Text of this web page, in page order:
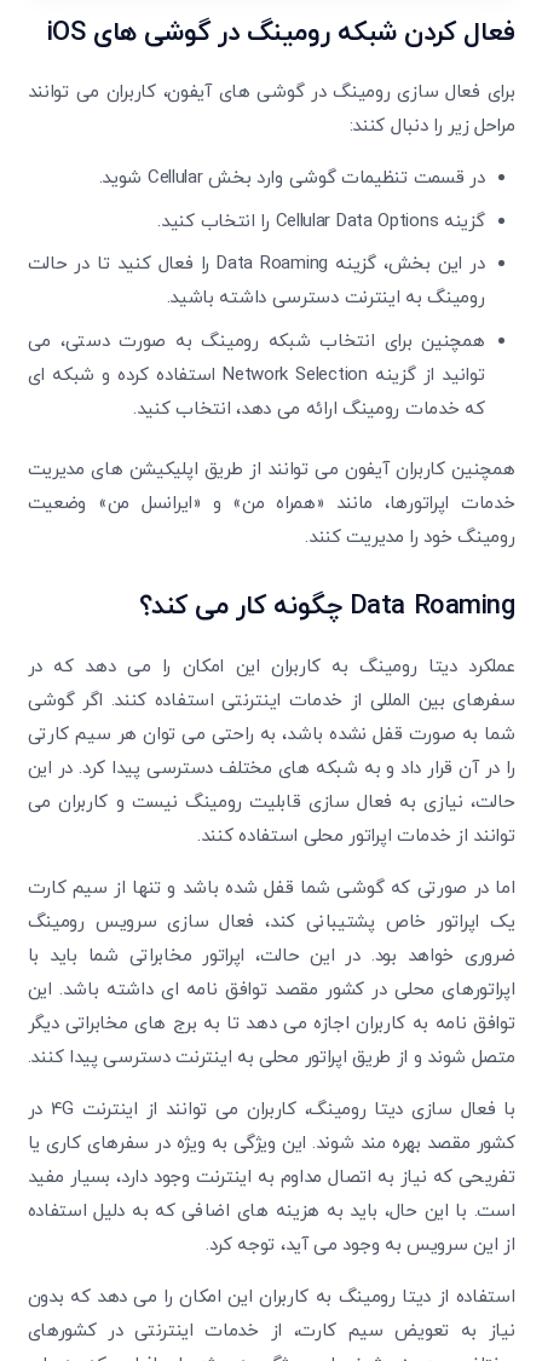
فعال کردن شبکه رومینگ در گوشی هایiOS
برای فعال سازی رومینگ در گوشی های آیفون، کاربران می توانند
مراحل زیر را دنبال کنند:
در قسمت تنظیمات گوشی وارد بخش Cellular شوید.
گزینه Cellular Data Options را انتخاب کنید.
در این بخش، گزینه Data Roaming را فعال کنید تا در حالت
رومینگ به اینترنت دسترسی داشته باشید.
همچنین برای انتخاب شبکه رومینگ به صورت دستی، می
توانید از گزینه Network Selection استفاده کرده و شبکه ای
که خدمات رومینگ ارائه می دهد، انتخاب کنید.
همچنین کاربران آیفون می توانند از طریق اپلیکیشن های مدیریت
خدمات اپراتورها، مانند «همراه من» و «ایرانسل من» وضعیت
رومینگ خود را مدیریت کنند.
Data Roaming چگونه کار می کند؟
عملکرد دیتا رومینگ به کاربران این امکان را می دهد که در
سفرهای بین المللی از خدمات اینترنتی استفاده کنند. اگر گوشی
شما به صورت قفل نشده باشد، به راحتی می توان هر سیم کارتی
را در آن قرار داد و به شبکه های مختلف دسترسی پیدا کرد. در این
حالت، نیازی به فعال سازی قابلیت رومینگ نیست و کاربران می
توانند از خدمات اپراتور محلی استفاده کنند.
اما در صورتی که گوشی شما قفل شده باشد و تنها از سیم کارت
یک اپراتور خاص پشتیبانی کند، فعال سازی سرویس رومینگ
ضروری خواهد بود. در این حالت، اپراتور مخابراتی شما باید با
اپراتورهای محلی در کشور مقصد توافق نامه ای داشته باشد. این
توافق نامه به کاربران اجازه می دهد تا به برج های مخابراتی دیگر
متصل شوند و از طریق اپراتور محلی به اینترنت دسترسی پیدا کنند.
با فعال سازی دیتا رومینگ، کاربران می توانند از اینترنت 4G در
کشور مقصد بهره مند شوند. این ویژگی به ویژه در سفرهای کاری یا
تفریحی که نیاز به اتصال مداوم به اینترنت وجود دارد، بسیار مفید
است. با این حال، باید به هزینه های اضافی که به دلیل استفاده
از این سرویس به وجود می آید، توجه کرد.
استفاده از دیتا رومینگ به کاربران این امکان را می دهد که بدون
نیاز به تعویض سیم کارت، از خدمات اینترنتی در کشورهای